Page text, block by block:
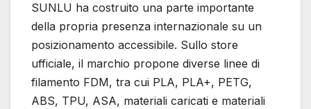
SUNLU ha costruito una parte importante
della propria presenza internazionale su un
posizionamento accessibile. Sullo store
ufficiale, il marchio propone diverse linee di
filamento FDM, tra cui PLA, PLA+, PETG,
ABS, TPU, ASA, materiali caricati e materiali